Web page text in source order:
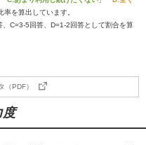
率を算出しています。
C=3-5回答、D=1-2回答として割合を算
（PDF）
度